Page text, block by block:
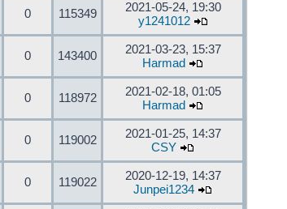
0 115349
2021-05-24, 19:30
y1241012
0 143400
2021-03-23, 15:37
Harmad
0 118972
2021-02-18, 01:05
Harmad
0 119002
2021-01-25, 14:37
CSY
0 119022
2020-12-19, 14:37
Junpei1234